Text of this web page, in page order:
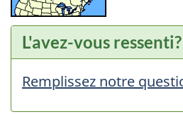
L'avez-vous ressenti?
Remplissez notre